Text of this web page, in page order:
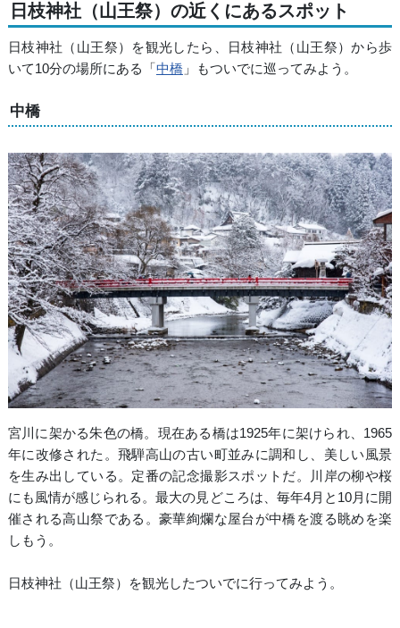
日枝神社（山王祭）の近くにあるスポット
日枝神社（山王祭）を観光したら、日枝神社（山王祭）から歩
いて10分の場所にある「中橋」もついでに巡ってみよう。
中橋
宮川に架かる朱色の橋。現在ある橋は1925年に架けられ、1965
年に改修された。飛騨高山の古い町並みに調和し、美しい風景
を生み出している。定番の記念撮影スポットだ。川岸の柳や桜
にも風情が感じられる。最大の見どころは、毎年4月と10月に開
催される高山祭である。豪華絢爛な屋台が中橋を渡る眺めを楽
しもう。
日枝神社（山王祭）を観光したついでに行ってみよう。